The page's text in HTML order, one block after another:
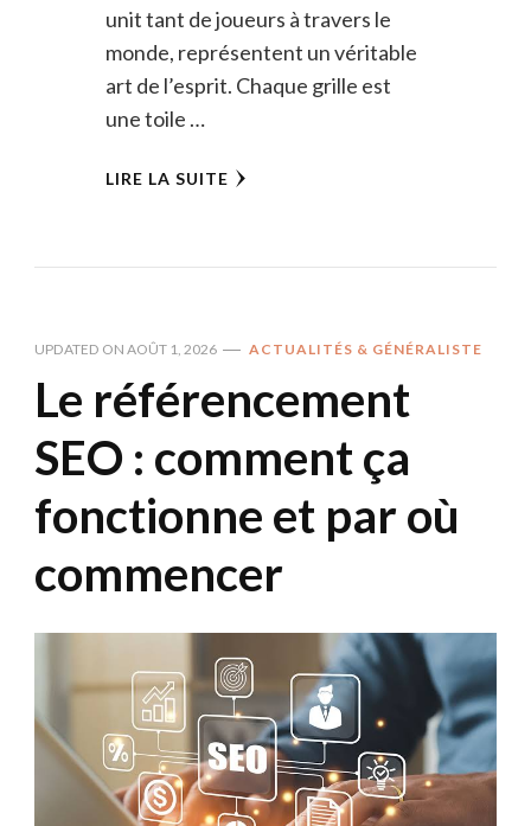
unit tant de joueurs à travers le
monde, représentent un véritable
art de l’esprit. Chaque grille est
une toile …
LIRE LA SUITE
UPDATED ON AOÛT 1, 2026 ACTUALITÉS & GÉNÉRALISTE
Le référencement
SEO : comment ça
fonctionne et par où
commencer